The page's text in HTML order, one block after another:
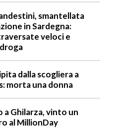
smantellata
in Sardegna:
veloci e
dalla scogliera a
morta una donna
a Ghilarza, vinto un
al MillionDay